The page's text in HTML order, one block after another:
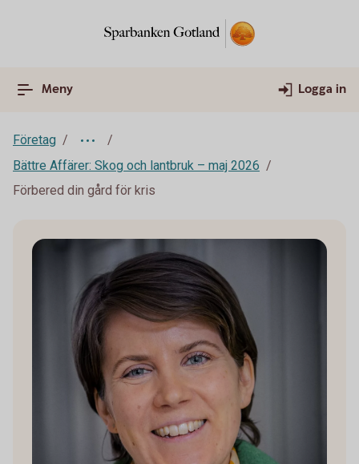
Meny Logga in
Företag
Bättre Affärer: Skog och lantbruk – maj 2026
Förbered din gård för kris